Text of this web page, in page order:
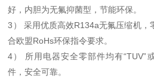
好，内胆为无氟抑菌型，节能环保。
3） 采用优质高效R134a无氟压缩机，
合欧盟RoHs环保指令要求。
4） 所用电器安全零部件均有“TUV”
件，安全可靠。